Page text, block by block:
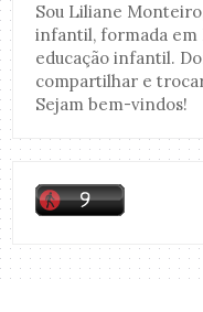
Sou Liliane
infantil, formada em
educação infantil.
compartilhar e
Sejam bem-vindos!